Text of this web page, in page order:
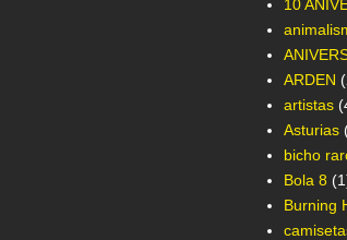
10
ARDEN
artistas
Asturias
bicho
Bola 8
Burning